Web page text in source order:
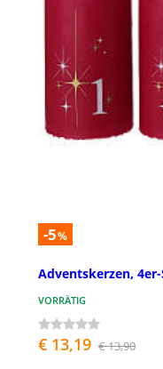
-5%
Adventskerzen,
VORRÄTIG
€ 13,19 € 13,90